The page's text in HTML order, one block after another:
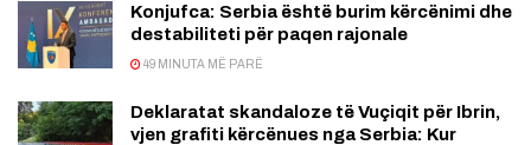
Konjufca: Serbia është burim kërcënimi dhe
destabiliteti për paqen rajonale
49 MINUTA MË PARË
Deklaratat skandaloze të Vuçiqit për Ibrin,
vjen grafiti kërcënues nga Serbia: Kur